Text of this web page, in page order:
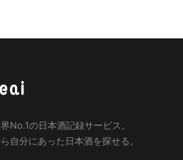
No.1の日本酒記録サービス。
自分にあった日本酒を探せる。